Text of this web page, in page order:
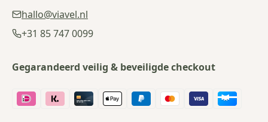
hallo@viavel.nl
+31 85 747 0099
Gegarandeerd veilig & beveiligde checkout